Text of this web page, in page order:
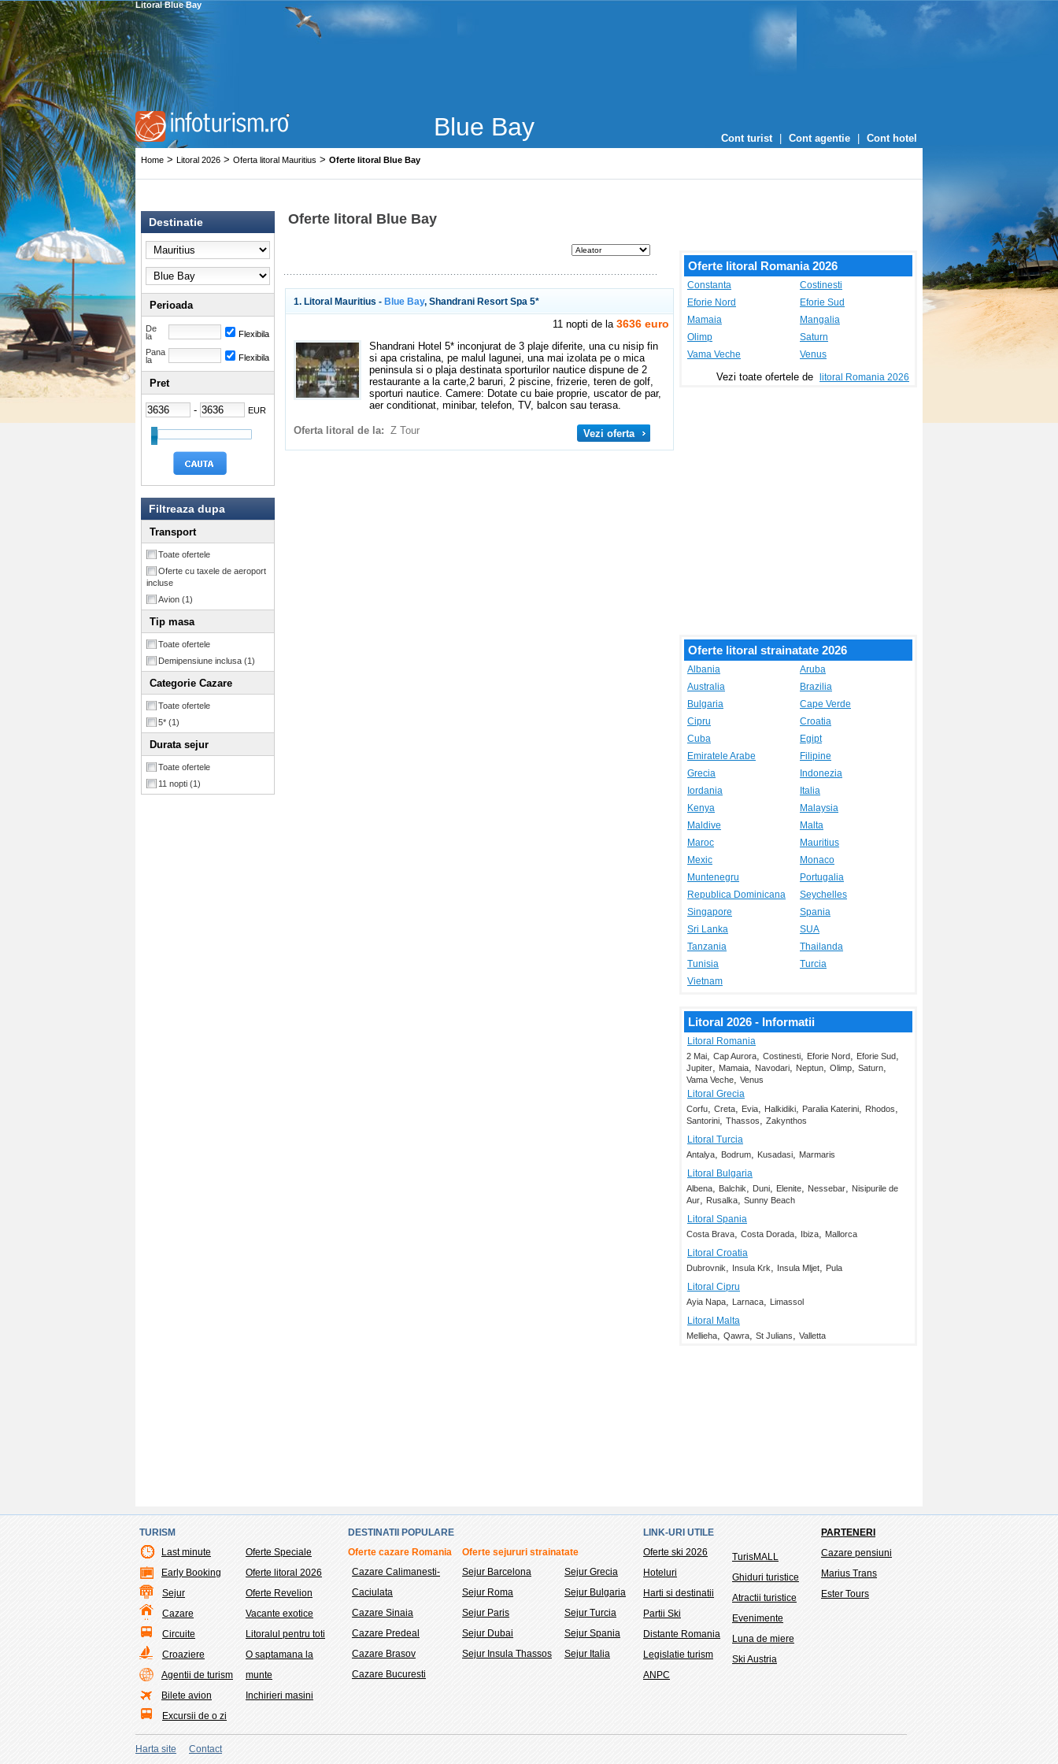
Litoral Blue Bay
Blue Bay Cont turist Cont agentie Cont hotel
Home > Litoral 2026 > Oferta litoral Mauritius > Oferte litoral Blue Bay
Destinatie
Perioada
De
la
Flexibila
Pana
la
Flexibila
Pret
- EUR
Filtreaza dupa
Transport
Toate ofertele
Oferte cu taxele de aeroport
incluse
Avion (1)
Tip masa
Toate ofertele
Demipensiune inclusa (1)
Categorie Cazare
Toate ofertele
5* (1)
Durata sejur
Toate ofertele
11 nopti (1)
Oferte litoral Blue Bay
1. Litoral Mauritius - Blue Bay, Shandrani Resort Spa 5*
11 nopti de la 3636 euro
Shandrani Hotel 5* inconjurat de 3 plaje diferite, una cu nisip fin
si apa cristalina, pe malul lagunei, una mai izolata pe o mica
peninsula si o plaja destinata sporturilor nautice dispune de 2
restaurante a la carte,2 baruri, 2 piscine, frizerie, teren de golf,
sporturi nautice. Camere: Dotate cu baie proprie, uscator de par,
aer conditionat, minibar, telefon, TV, balcon sau terasa.
Oferta litoral de la: Z Tour Vezi oferta
Oferte litoral Romania 2026
Constanta
Costinesti
Eforie Nord
Eforie Sud
Mamaia
Mangalia
Olimp
Saturn
Vama Veche
Venus
Vezi toate ofertele de litoral Romania 2026
Oferte litoral strainatate 2026
Albania
Aruba
Australia
Brazilia
Bulgaria
Cape Verde
Cipru
Croatia
Cuba
Egipt
Emiratele Arabe
Filipine
Grecia
Indonezia
Iordania
Italia
Kenya
Malaysia
Maldive
Malta
Maroc
Mauritius
Mexic
Monaco
Muntenegru
Portugalia
Republica Dominicana
Seychelles
Singapore
Spania
Sri Lanka
SUA
Tanzania
Thailanda
Tunisia
Turcia
Vietnam
Litoral 2026 - Informatii
Litoral Romania
2 Mai, Cap Aurora, Costinesti, Eforie Nord, Eforie Sud,
Jupiter, Mamaia, Navodari, Neptun, Olimp, Saturn,
Vama Veche, Venus
Litoral Grecia
Corfu, Creta, Evia, Halkidiki, Paralia Katerini, Rhodos,
Santorini, Thassos, Zakynthos
Litoral Turcia
Antalya, Bodrum, Kusadasi, Marmaris
Litoral Bulgaria
Albena, Balchik, Duni, Elenite, Nessebar, Nisipurile de
Aur, Rusalka, Sunny Beach
Litoral Spania
Costa Brava, Costa Dorada, Ibiza, Mallorca
Litoral Croatia
Dubrovnik, Insula Krk, Insula Mljet, Pula
Litoral Cipru
Ayia Napa, Larnaca, Limassol
Litoral Malta
Mellieha, Qawra, St Julians, Valletta
TURISM
Last minute
Early Booking
Sejur
Cazare
Circuite
Croaziere
Agentii de turism
Bilete avion
Excursii de o zi
Oferte Speciale
Oferte litoral 2026
Oferte Revelion
Vacante exotice
Litoralul pentru toti
O saptamana la
munte
Inchirieri masini
DESTINATII POPULARE
Oferte cazare Romania
Oferte sejururi strainatate
Cazare Calimanesti-
Caciulata
Cazare Sinaia
Cazare Predeal
Cazare Brasov
Cazare Bucuresti
Sejur Barcelona
Sejur Roma
Sejur Paris
Sejur Dubai
Sejur Insula Thassos
Sejur Grecia
Sejur Bulgaria
Sejur Turcia
Sejur Spania
Sejur Italia
LINK-URI UTILE
Oferte ski 2026
Hoteluri
Harti si destinatii
Partii Ski
Distante Romania
Legislatie turism
ANPC
TurisMALL
Ghiduri turistice
Atractii turistice
Evenimente
Luna de miere
Ski Austria
PARTENERI
Cazare pensiuni
Marius Trans
Ester Tours
Harta site Contact